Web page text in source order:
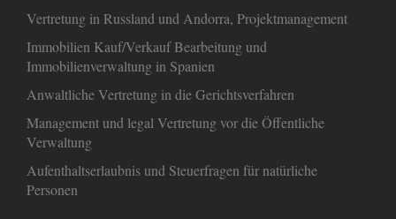
Vertretung in Russland und Andorra, Projektmanagement
Immobilien Kauf/Verkauf Bearbeitung und
Immobilienverwaltung in Spanien
Anwaltliche Vertretung in die Gerichtsverfahren
Management und legal Vertretung vor die Öffentliche
Verwaltung
Aufenthaltserlaubnis und Steuerfragen für natürliche
Personen